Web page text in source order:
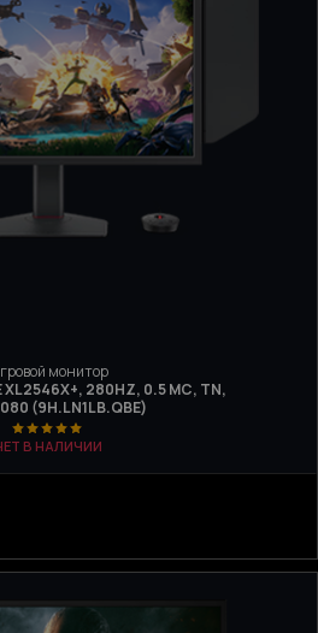
монитор
XL2546X+, 280HZ, 0.5 МС, TN,
(9H.LN1LB.QBE)
В НАЛИЧИИ